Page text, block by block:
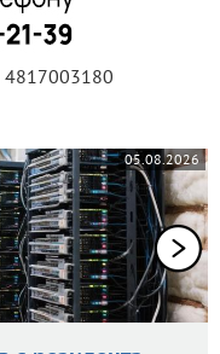
4817003180
05.08.2026